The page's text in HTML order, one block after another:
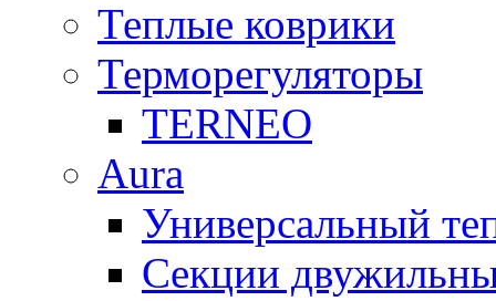
Теплые коврики
Терморегуляторы
TERNEO
Aura
Универсальный
Секции